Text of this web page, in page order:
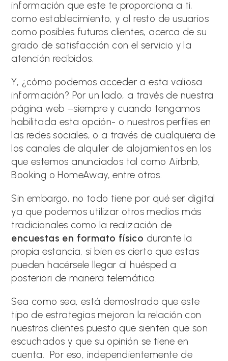
información que este te proporciona a ti,
como establecimiento, y al resto de usuarios
como posibles futuros clientes, acerca de su
grado de satisfacción con el servicio y la
atención recibidos.
Y, ¿cómo podemos acceder a esta valiosa
información? Por un lado, a través de nuestra
página web –siempre y cuando tengamos
habilitada esta opción- o nuestros perfiles en
las redes sociales, o a través de cualquiera de
los canales de alquiler de alojamientos en los
que estemos anunciados tal como Airbnb,
Booking o HomeAway, entre otros.
Sin embargo, no todo tiene por qué ser digital
ya que podemos utilizar otros medios más
tradicionales como la realización de
encuestas en formato físico durante la
propia estancia, si bien es cierto que estas
pueden hacérsele llegar al huésped a
posteriori de manera telemática.
Sea como sea, está demostrado que este
tipo de estrategias mejoran la relación con
nuestros clientes puesto que sienten que son
escuchados y que su opinión se tiene en
cuenta. Por eso, independientemente de